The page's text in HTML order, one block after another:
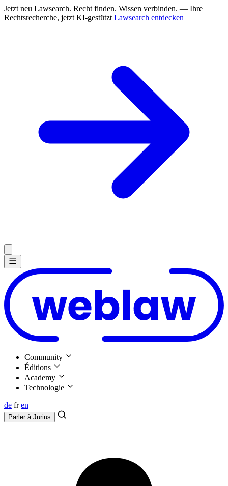
Jetzt neu Lawsearch. Recht finden. Wissen verbinden. — Ihre
Rechtsrecherche, jetzt KI-gestützt Lawsearch entdecken
Community
Éditions
Academy
Technologie
de fr en
Parler à Jurius